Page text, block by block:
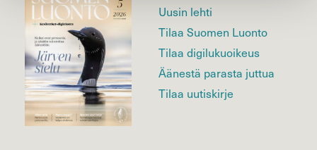
Uusin lehti
Tilaa Suomen Luonto
Tilaa digilukuoikeus
Äänestä parasta juttua
Tilaa uutiskirje